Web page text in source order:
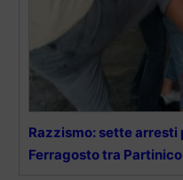
Razzismo: sette arresti
Ferragosto tra